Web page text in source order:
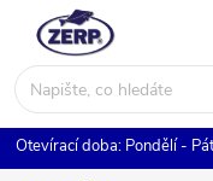
obsah
Otevírací doba: Pondělí -